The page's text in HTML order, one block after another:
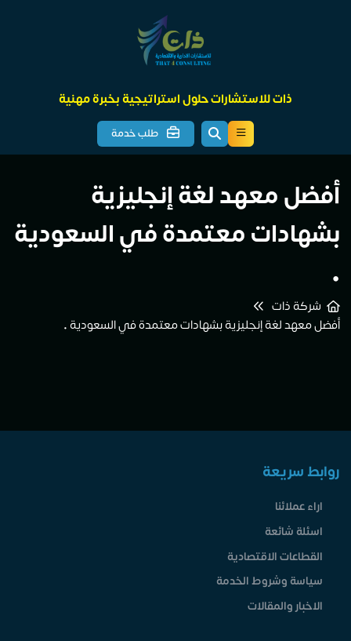
ذات للاستشارات حلول استراتيجية بخبرة مهنية
طلب خدمة
أفضل معهد لغة إنجليزية
بشهادات معتمدة في السعودية
•
شركة ذات
أفضل معهد لغة إنجليزية بشهادات معتمدة في السعودية •
روابط سريعة
اراء عملائنا
اسئلة شائعة
القطاعات الاقتصادية
سياسة وشروط الخدمة
الاخبار والمقالات